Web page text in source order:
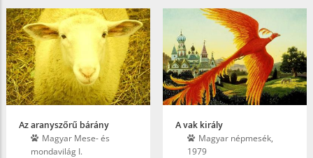
Az aranyszőrű bárány
Magyar Mese- és
mondavilág I.
A vak király
Magyar népmesék,
1979